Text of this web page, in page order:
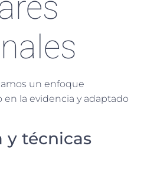
un enfoque
la evidencia y adaptado
y técnicas